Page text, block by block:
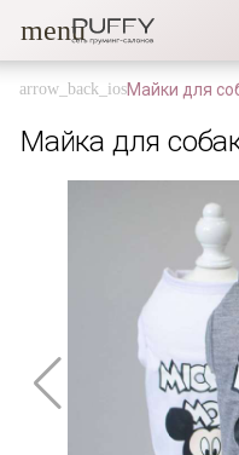
menu
Майки для
Майка для